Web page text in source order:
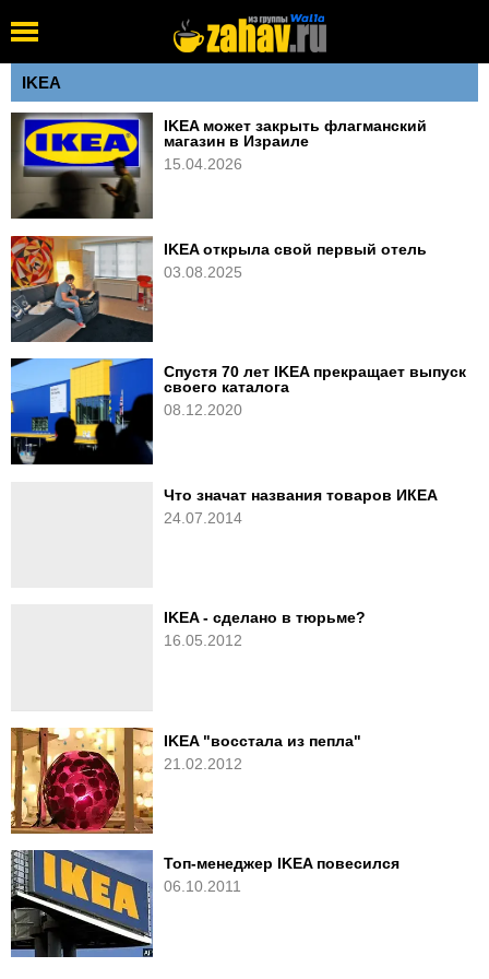
IKEA
IKEA может закрыть флагманский
магазин в Израиле
15.04.2026
IKEA открыла свой первый отель
03.08.2025
Спустя 70 лет IKEA прекращает выпуск
своего каталога
08.12.2020
Что значат названия товаров ИКЕА
24.07.2014
IKEA - сделано в тюрьме?
16.05.2012
IKEA "восстала из пепла"
21.02.2012
Топ-менеджер IKEA повесился
06.10.2011